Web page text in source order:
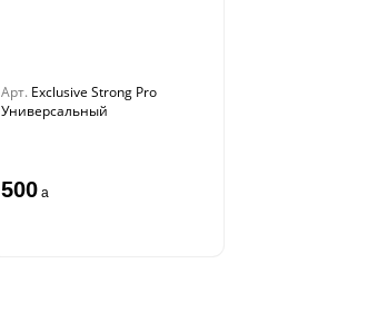
Арт. Exclusive Strong Pro
Универсальный
500 a